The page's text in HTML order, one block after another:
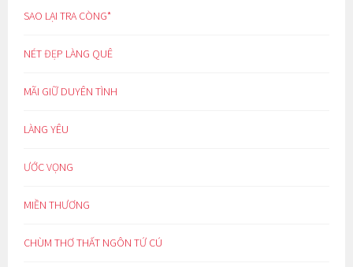
SAO LẠI TRA CÒNG*
NÉT ĐẸP LÀNG QUÊ
MÃI GIỮ DUYÊN TÌNH
LÀNG YÊU
ƯỚC VỌNG
MIỀN THƯƠNG
CHÙM THƠ THẤT NGÔN TỨ CÚ